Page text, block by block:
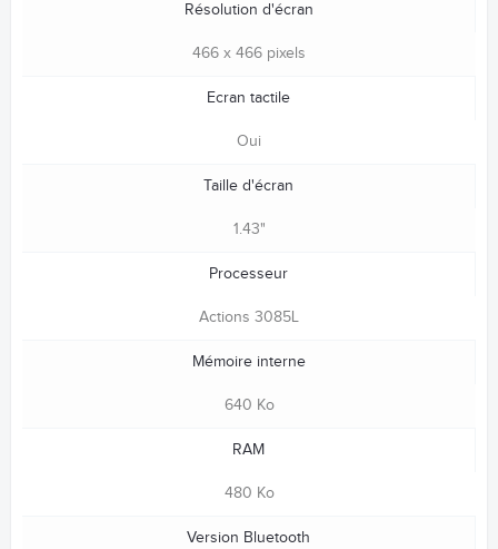
Résolution d'écran
466 x 466 pixels
Ecran tactile
Oui
Taille d'écran
1.43"
Processeur
Actions 3085L
Mémoire interne
640 Ko
RAM
480 Ko
Version Bluetooth